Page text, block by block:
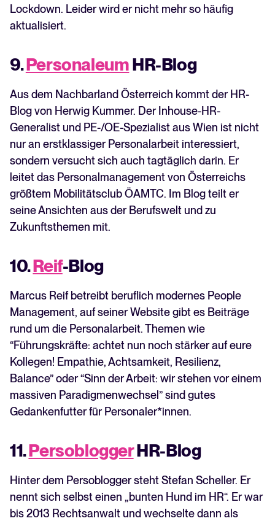
Lockdown. Leider wird er nicht mehr so häufig
aktualisiert.
9.PersonaleumHR-Blog
Aus dem Nachbarland Österreich kommt der HR-
Blog von Herwig Kummer. Der Inhouse-HR-
Generalist und PE-/OE-Spezialist aus Wien ist nicht
nur an erstklassiger Personalarbeit interessiert,
sondern versucht sich auch tagtäglich darin. Er
leitet das Personalmanagement von Österreichs
größtem Mobilitätsclub ÖAMTC. Im Blog teilt er
seine Ansichten aus der Berufswelt und zu
Zukunftsthemen mit.
10.Reif-Blog
Marcus Reif betreibt beruflich modernes People
Management, auf seiner Website gibt es Beiträge
rund um die Personalarbeit. Themen wie
“Führungskräfte: achtet nun noch stärker auf eure
Kollegen! Empathie, Achtsamkeit, Resilienz,
Balance” oder “Sinn der Arbeit: wir stehen vor einem
massiven Paradigmenwechsel” sind gutes
Gedankenfutter für Personaler*innen.
11.PersobloggerHR-Blog
Hinter dem Persoblogger steht Stefan Scheller. Er
nennt sich selbst einen „bunten Hund im HR“. Er war
bis 2013 Rechtsanwalt und wechselte dann als